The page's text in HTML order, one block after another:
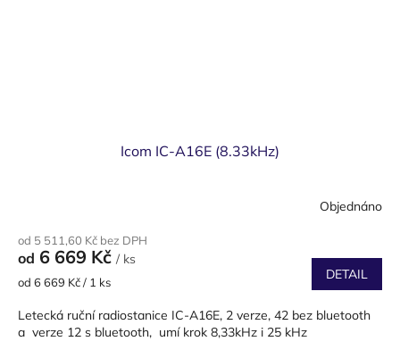
Icom IC-A16E (8.33kHz)
Objednáno
od 5 511,60 Kč bez DPH
od 6 669 Kč / ks
Měrná
od 6 669 Kč / 1 ks DETAIL
Letecká ruční radiostanice IC-A16E, 2 verze, 42 bez bluetooth
a verze 12 s bluetooth, umí krok 8,33kHz i 25 kHz